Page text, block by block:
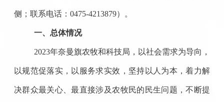
侧；联系电话：0475-4213879）。
一、总体情况
2023年奈曼旗农牧和科技局，以社会需求为导向，
以规范促落实，以服务求实效，坚持以人为本，着力解
决群众最关心、最直接涉及农牧民的民生问题，不断提